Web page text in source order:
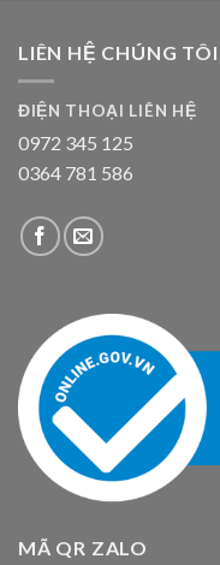
LIÊN HỆ CHÚNG TÔI
ĐIỆN THOẠI LIÊN HỆ
0972 345 125
0364 781 586
MÃ QR ZALO